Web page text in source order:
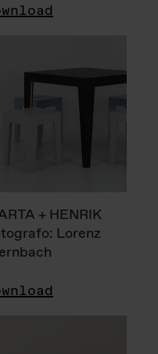
+ HENRIK
Lorenz